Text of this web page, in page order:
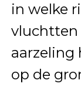
in welke
vluchtten
aarzeling
op de